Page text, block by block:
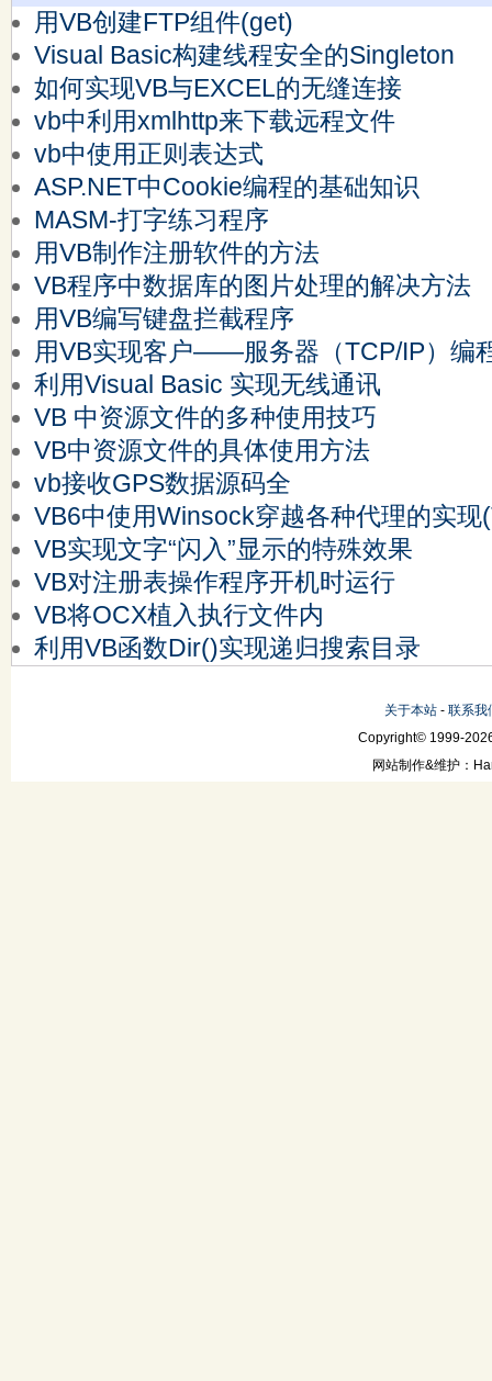
用VB创建FTP组件(get)
Visual Basic构建线程安全的Singleton
如何实现VB与EXCEL的无缝连接
vb中利用xmlhttp来下载远程文件
vb中使用正则表达式
ASP.NET中Cookie编程的基础知识
MASM-打字练习程序
用VB制作注册软件的方法
VB程序中数据库的图片处理的解决方法
用VB编写键盘拦截程序
用VB实现客户——服务器（TCP/IP）编
利用Visual Basic 实现无线通讯
VB 中资源文件的多种使用技巧
VB中资源文件的具体使用方法
vb接收GPS数据源码全
VB6中使用Winsock穿越各种代理的实现
VB实现文字“闪入”显示的特殊效果
VB对注册表操作程序开机时运行
VB将OCX植入执行文件内
利用VB函数Dir()实现递归搜索目录
关于本站 - 联系我
Copyright© 1999-
网站制作&维护：